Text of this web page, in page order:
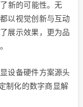
新的可能性。无
以视觉创新与互动
展示效果，更为品
设备硬件方案源头
制化的数字商显解